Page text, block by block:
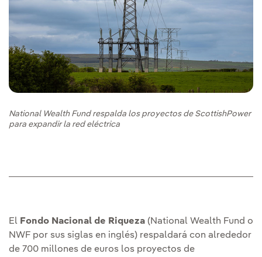
National Wealth Fund respalda los proyectos de ScottishPower
para expandir la red eléctrica
El Fondo Nacional de Riqueza (National Wealth Fund o
NWF por sus siglas en inglés) respaldará con alrededor
de 700 millones de euros los proyectos de